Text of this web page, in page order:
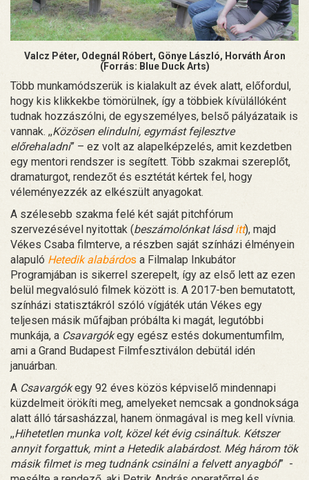
Valcz Péter, Odegnál Róbert, Gönye László, Horváth Áron
(Forrás: Blue Duck Arts)
Több munkamódszerük is kialakult az évek alatt, előfordul,
hogy kis klikkekbe tömörülnek, így a többiek kívülállóként
tudnak hozzászólni, de egyszemélyes, belső pályázataik is
vannak. ,,Közösen elindulni, egymást fejlesztve
előrehaladni” – ez volt az alapelképzelés, amit kezdetben
egy mentori rendszer is segített. Több szakmai szereplőt,
dramaturgot, rendezőt és esztétát kértek fel, hogy
véleményezzék az elkészült anyagokat.
A szélesebb szakma felé két saját pitchfórum
szervezésével nyitottak (beszámolónkat lásditt), majd
Vékes Csaba filmterve, a részben saját színházi élményein
alapuló Hetedik alabárdos a Filmalap Inkubátor
Programjában is sikerrel szerepelt, így az első lett az ezen
belül megvalósuló filmek között is. A 2017-ben bemutatott,
színházi statisztákról szóló vígjáték után Vékes egy
teljesen másik műfajban próbálta ki magát, legutóbbi
munkája, a Csavargókegy egész estés dokumentumfilm,
ami a Grand Budapest Filmfesztiválon debütál idén
januárban.
A Csavargókegy 92 éves közös képviselő mindennapi
küzdelmeit örökíti meg, amelyeket nemcsak a gondnoksága
alatt álló társasházzal, hanem önmagával is meg kell vívnia.
,,Hihetetlen munka volt, közel két évig csináltuk. Kétszer
annyit forgattuk, mint a Hetedik alabárdost. Még három tök
másik filmet is meg tudnánk csinálni a felvett anyagból” -